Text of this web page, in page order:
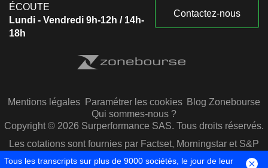
ÉCOUTE
Lundi - Vendredi 9h-12h / 14h-
18h
Contactez-nous
Mentions légales Paramétrer les cookies Blog Zonebourse
Qui sommes-nous ?
Copyright © 2026 Surperformance SAS. Tous droits réservés.
Les cotations sont fournies par Factset, Morningstar et S&P
Capital IQ
Tous les transcripts sur plus de 9000 sociétés, le jour de leur